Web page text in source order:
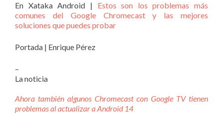
En Xataka Android | Estos son los problemas más
comunes del Google Chromecast y las mejores
soluciones que puedes probar
Portada | Enrique Pérez
–
La noticia
Ahora también algunos Chromecast con Google TV tienen
problemas al actualizar a Android 14